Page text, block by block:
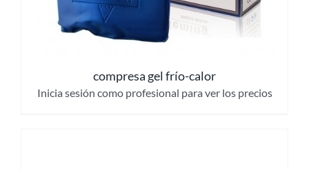
compresa gel frío-calor
Inicia sesión como profesional para ver los precios